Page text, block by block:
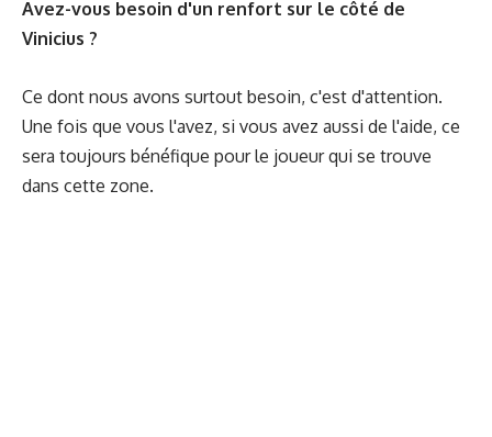
Avez-vous besoin d'un renfort sur le côté de
Vinicius ?
Ce dont nous avons surtout besoin, c'est d'attention.
Une fois que vous l'avez, si vous avez aussi de l'aide, ce
sera toujours bénéfique pour le joueur qui se trouve
dans cette zone.